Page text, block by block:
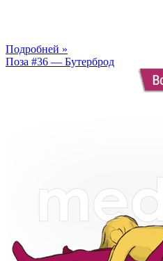
Подробней »
Поза #36 — Бутерброд